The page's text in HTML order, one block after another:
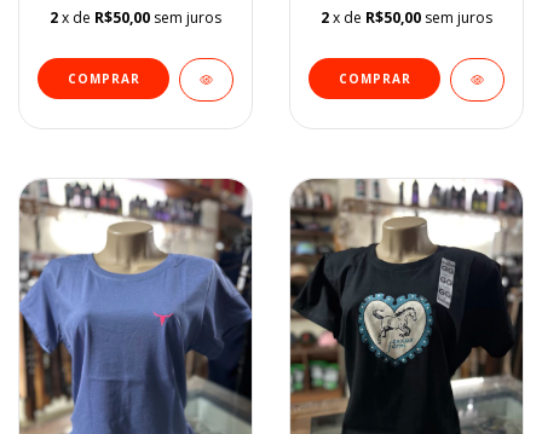
2x de R$50,00 sem juros
COMPRAR
2x de R$50,00 sem juros
COMPRAR